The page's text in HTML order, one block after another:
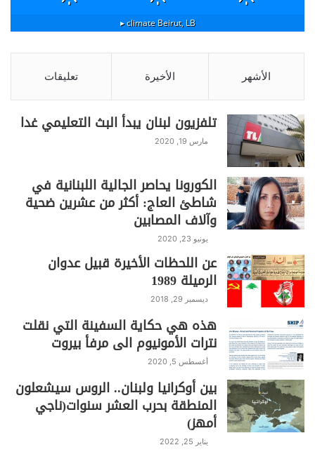
Beirut, LB
climate ▸
الأشهر الأخيرة تعليقات
تلفزيون لبنان يبدأ البث التعليمي غدا
مارس 19, 2020
الكورونا يحاصر الجالية اللبنانية في
شاطئ العاج: أكثر من عشرين ضحية
وآلاف المصابين
يونيو 23, 2020
عن اللحظات الأخيرة قبيل عدوان
الرميلة 1989
ديسمبر 29, 2018
هذه هي حكاية السفينة التي نقلت
نترات الأمونيوم الى مرفأ بيروت
أغسطس 5, 2020
بين أوكرانيا ولبنان.. الروس سيشعلون
المنطقة بحرب العشر سنوات(ناجي
أمهز)
يناير 25, 2022